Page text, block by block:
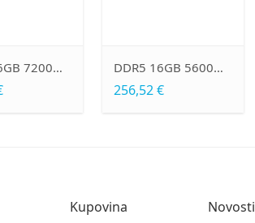
DDR5 16GB 7200MT/s Kingston KF572C38RS-16 Fury Renegade Silver
Kupovina Novosti